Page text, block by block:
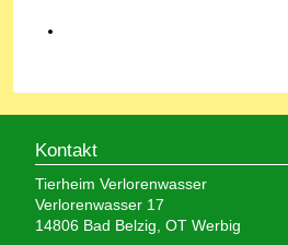
Kontakt
Tierheim Verlorenwasser
Verlorenwasser 17
14806 Bad Belzig, OT Werbig